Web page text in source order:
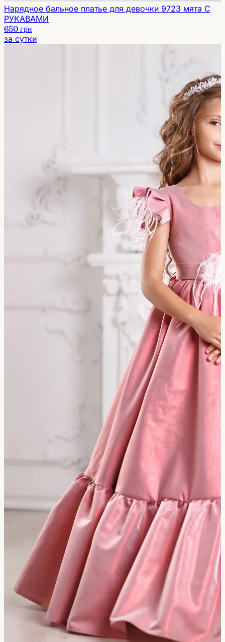
Нарядное бальное платье для девочки 9723 мята С
РУКАВАМИ
650 грн
за сутки